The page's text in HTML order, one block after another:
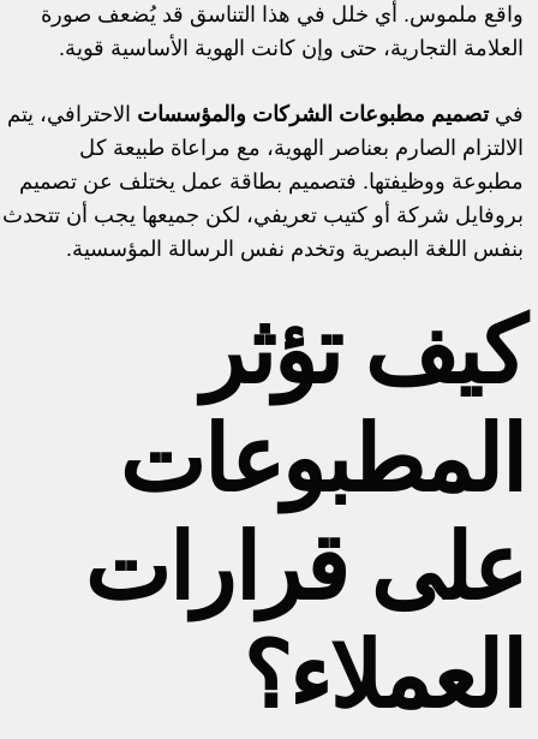
واقع ملموس. أي خلل في هذا التناسق قد يُضعف صورة
العلامة التجارية، حتى وإن كانت الهوية الأساسية قوية.
فيتصميم مطبوعات الشركات والمؤسسات الاحترافي، يتم
الالتزام الصارم بعناصر الهوية، مع مراعاة طبيعة كل
مطبوعة ووظيفتها. فتصميم بطاقة عمل يختلف عن تصميم
بروفايل شركة أو كتيب تعريفي، لكن جميعها يجب أن تتحدث
بنفس اللغة البصرية وتخدم نفس الرسالة المؤسسية.
كيف تؤثر
المطبوعات
على قرارات
العملاء؟